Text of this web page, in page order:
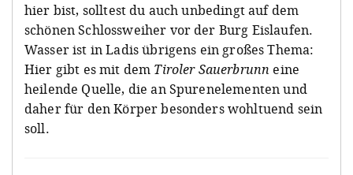
hier bist, solltest du auch unbedingt auf dem
schönen Schlossweiher vor der Burg Eislaufen.
Wasser ist in Ladis übrigens ein großes Thema:
Hier gibt es mit dem Tiroler Sauerbrunn eine
heilende Quelle, die an Spurenelementen und
daher für den Körper besonders wohltuend sein
soll.